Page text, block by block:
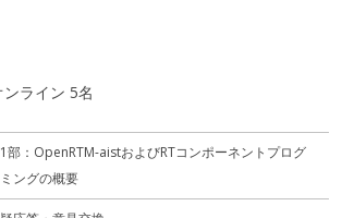
ライン 5名
部：OpenRTM-aistおよびRTコンポーネントプログ
ングの概要